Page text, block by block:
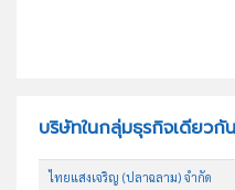
บริษัทในกลุ่มธุรกิจเดียวกัน
ไทยแสงเจริญ (ปลาฉลาม) จำกัด